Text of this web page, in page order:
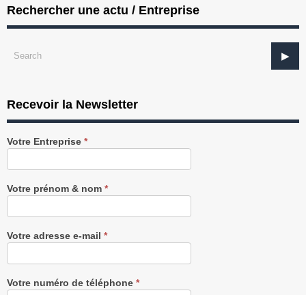
Rechercher une actu / Entreprise
Recevoir la Newsletter
Recevez
notre
gratuitement
Votre Entreprise *
Votre prénom & nom *
Votre adresse e-mail *
Votre numéro de téléphone *